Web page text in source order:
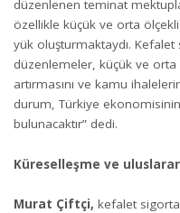
düzenlenen teminat
özellikle küçük ve orta
yük oluşturmaktaydı. Kefalet
düzenlemeler, küçük ve
artırmasını ve kamu
durum, Türkiye
bulunacaktır” dedi.
Küreselleşme ve
Murat Çiftçi, kefalet